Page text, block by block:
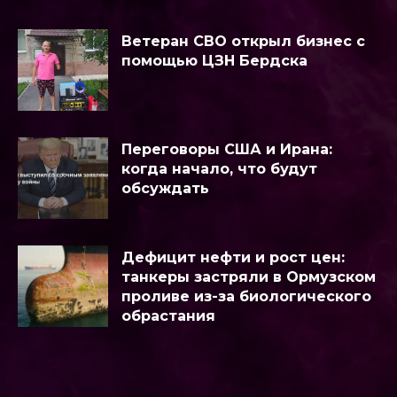
Ветеран СВО открыл бизнес с
помощью ЦЗН Бердска
Переговоры США и Ирана:
когда начало, что будут
обсуждать
Дефицит нефти и рост цен:
танкеры застряли в Ормузском
проливе из-за биологического
обрастания